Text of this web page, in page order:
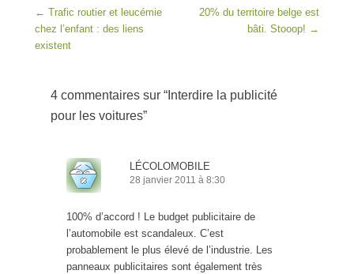
Post navigation
← Trafic routier et leucémie
chez l’enfant : des liens
existent
20% du territoire belge est
bâti. Stooop! →
4 commentaires sur “ Interdire la publicité
pour les voitures”
LÉCOLOMOBILE
28 janvier 2011 à 8:30
100% d’accord ! Le budget publicitaire de
l’automobile est scandaleux. C’est
probablement le plus élevé de l’industrie. Les
panneaux publicitaires sont également très